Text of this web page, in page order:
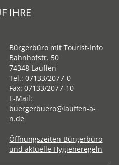
IHRE
Bürgerbüro mit Tourist-Info
Bahnhofstr. 50
74348 Lauffen
Tel.:07133/2077-0
Fax: 07133/2077-10
E-Mail:
buergerbuero@lauffen-a-
n.de
Öffnungszeiten Bürgerbüro
und aktuelle Hygieneregeln